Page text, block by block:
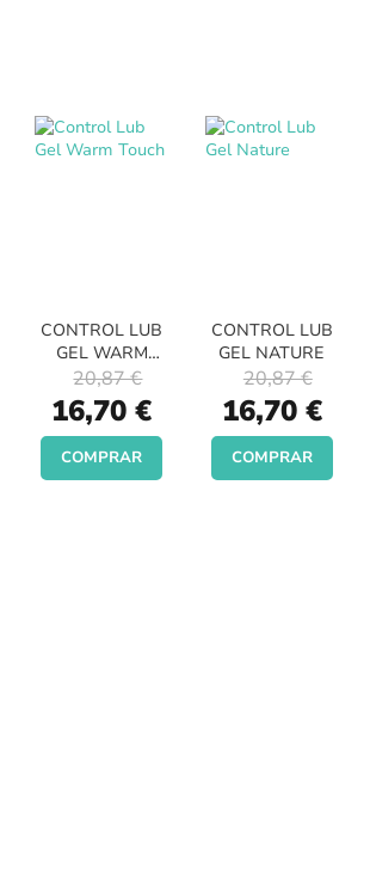
CONTROL LUB
GEL WARM
TOUCH
Special
Price
16,70 €
20,87 €
COMPRAR
CONTROL LUB
GEL NATURE
Special
Price
16,70 €
20,87 €
COMPRAR